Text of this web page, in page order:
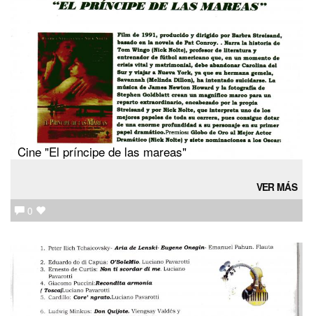
Cine "El príncipe de las mareas"
VER MÁS
0